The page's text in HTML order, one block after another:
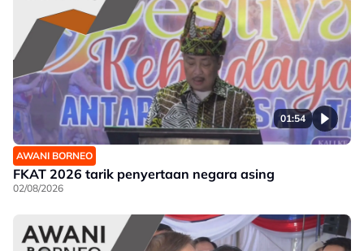
01:54
AWANI BORNEO
FKAT 2026 tarik penyertaan negara asing
02/08/2026